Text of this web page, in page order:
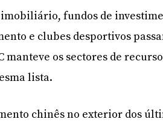
fundos de
e clubes desportivos
manteve os sectores de
lista.
chinês no exterior dos